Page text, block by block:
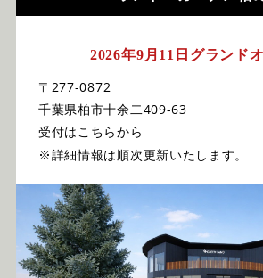
2026年9月11日グランド
〒277-0872
千葉県柏市十余二409-63
受付はこちらから
※詳細情報は順次更新いたします。